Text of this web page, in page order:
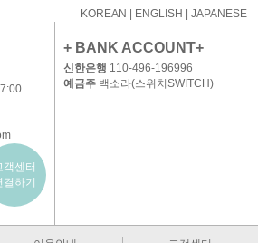
KOREAN | ENGLISH | JAPANESE
객센터
결하기
+ BANK ACCOUNT+
신한은행 110-496-196996
예금주백소라(스위치SWITCH)